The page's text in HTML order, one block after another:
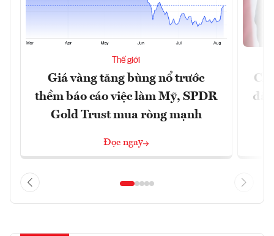
Thế giới
Giá vàng tăng bùng nổ trước
thềm báo cáo việc làm Mỹ, SPDR
Gold Trust mua ròng mạnh
Đọc ngay
đã